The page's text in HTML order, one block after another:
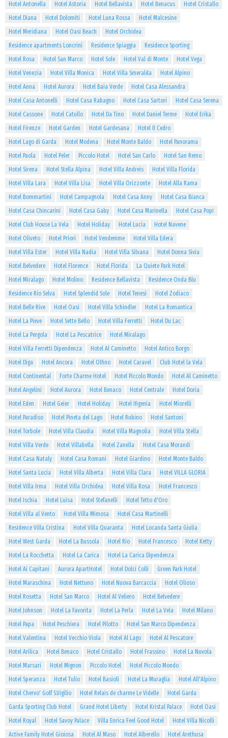
Hotel Antonella
Hotel Astoria Hotel Bellavista Hotel Benacus
Hotel Cristallo
Hotel Diana
Hotel Dolomiti Hotel Luna Rossa
Hotel Malcesine
Hotel Meridiana
Hotel Oasi Beach
Hotel Orchidea
Residence apartments Loncrini
Residence Spiaggia
Residence Sporting
Hotel Rosa
Hotel San Marco Hotel Sole Hotel Val di Monte
Hotel Vega
Hotel Venezia
Hotel Villa Monica Hotel Villa Smeralda
Hotel Alpino
Hotel Anna
Hotel Aurora Hotel Baia Verde
Hotel Casa Alessandra
Hotel Casa Antonelli
Hotel Casa Rabagno Hotel Casa Sartori
Hotel Casa Serena
Hotel Cassone
Hotel Catullo Hotel Da Tino Hotel Daniel Terme
Hotel Erika
Hotel Firenze
Hotel Garden Hotel Gardesana
Hotel Il Cedro
Hotel Lago di Garda
Hotel Modena Hotel Monte Baldo
Hotel Panorama
Hotel Paola
Hotel Peler Piccolo Hotel Hotel San Carlo
Hotel San Remo
Hotel Sirena
Hotel Stella Alpina Hotel Villa Andreis
Hotel Villa Florida
Hotel Villa Lara
Hotel Villa Lisa Hotel Villa Orizzonte
Hotel Alla Rama
Hotel Bommartini
Hotel Campagnola Hotel Casa Anny
Hotel Casa Bianca
Hotel Casa Chincarini
Hotel Casa Gaby Hotel Casa Marinella
Hotel Casa Popi
Hotel Club House La Vela
Hotel Holiday Hotel Lucia
Hotel Navene
Hotel Oliveto
Hotel Priori Hotel Vendemme
Hotel Villa Edera
Hotel Villa Ester
Hotel Villa Nadia Hotel Villa Silvana
Hotel Donna Sivia
Hotel Belvedere
Hotel Florence Hotel Florida
La Quiete Park Hotel
Hotel Miralago
Hotel Molino Residence Bellavista
Residence Onda Blu
Residence Rio Selva
Hotel Splendid Sole Hotel Tenesi
Hotel Zodiaco
Hotel Belle Rive
Hotel Oasi Hotel Villa Schindler
Hotel La Romantica
Hotel La Pieve
Hotel Sette Bello Hotel Villa Ferretti
Hotel Du Lac
Hotel La Pergola
Hotel La Pescatrice
Hotel Miralago
Hotel Villa Ferretti Dipendenza
Hotel Al Caminetto
Hotel Antico Borgo
Hotel Diga
Hotel Ancora Hotel Olfino Hotel Caravel
Club Hotel la Vela
Hotel Continental
Forte Charme Hotel Hotel Piccolo Mondo
Hotel Al Caminetto
Hotel Angelini
Hotel Aurora Hotel Benaco Hotel Centrale
Hotel Doria
Hotel Eden
Hotel Geier Hotel Holiday Hotel Ifigenia
Hotel Miorelli
Hotel Paradiso
Hotel Pineta del Lago Hotel Rubino
Hotel Santoni
Hotel Torbole
Hotel Villa Claudia Hotel Villa Magnolia
Hotel Villa Stella
Hotel Villa Verde
Hotel Villabella Hotel Zanella
Hotel Casa Morandi
Hotel Casa Nataly
Hotel Casa Romani Hotel Giardino
Hotel Monte Baldo
Hotel Santa Lucia
Hotel Villa Alberta Hotel Villa Clara
Hotel VILLA GLORIA
Hotel Villa Irma
Hotel Villa Orchidea Hotel Villa Rosa
Hotel Francesco
Hotel Ischia
Hotel Luisa Hotel Stefanelli
Hotel Tetto d'Oro
Hotel Villa al Vento
Hotel Villa Mimosa
Hotel Casa Martinelli
Residence Villa Cristina
Hotel Villa Quaranta
Hotel Locanda Santa Giulia
Hotel West Garda
Hotel La Bussola Hotel Rio Hotel Francesco
Hotel Ketty
Hotel La Rocchetta
Hotel La Carica
Hotel La Carica Dipendenza
Hotel Ai Capitani
Aurora ApartHotel Hotel Dolci Colli
Green Park Hotel
Hotel Maraschina
Hotel Nettuno Hotel Nuova Barcaccia
Hotel Olioso
Hotel Rosetta
Hotel San Marco Hotel Al Veliero
Hotel Belvedere
Hotel Johnson
Hotel La Favorita Hotel La Perla Hotel La Vela
Hotel Milano
Hotel Papa
Hotel Peschiera Hotel Pilotto
Hotel San Marco Dipendenza
Hotel Valentina
Hotel Vecchio Viola Hotel Al Lago
Hotel Al Pescatore
Hotel Arilica
Hotel Benaco Hotel Cristallo Hotel Frassino
Hotel La Nuvola
Hotel Marsari
Hotel Mignon Piccolo Hotel
Hotel Piccolo Mondo
Hotel Speranza
Hotel Tulio Hotel Basioli Hotel La Muraglia
Hotel All'Alpino
Hotel Chervo' Golf S.Vigilio
Hotel Relais de charme Le Videlle
Hotel Garda
Garda Sporting Club Hotel
Grand Hotel Liberty Hotel Kristal Palace
Hotel Oasi
Hotel Royal
Hotel Savoy Palace Villa Enrica Feel Good Hotel
Hotel Villa Nicolli
Active Family Hotel Gioiosa
Hotel Al Maso Hotel Alberello Hotel Arethusa